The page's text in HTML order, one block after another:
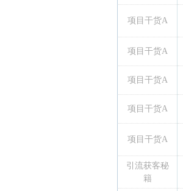
项目干货A
项目干货A
项目干货A
项目干货A
项目干货A
引流获客秘
籍